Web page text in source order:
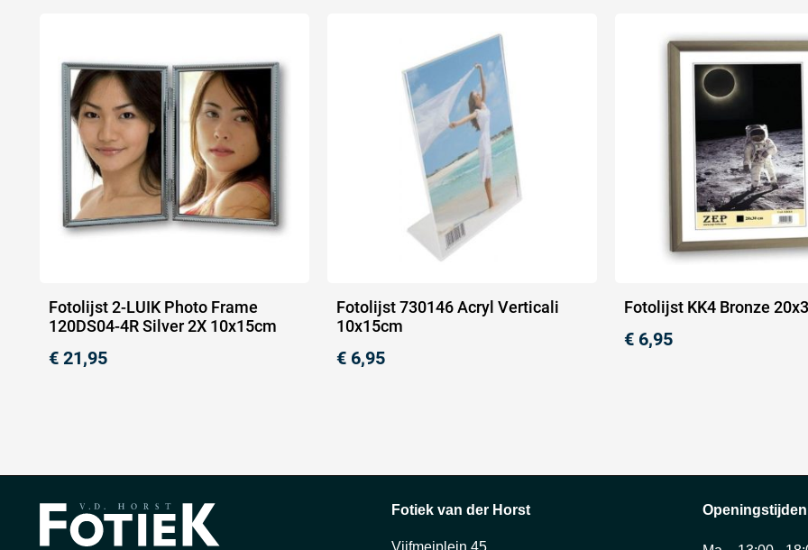
Fotolijst 2-LUIK Photo Frame
120DS04-4R Silver 2X 10x15cm
€ 21,95
Fotolijst 730146 Acryl Verticali
10x15cm
€ 6,95
Fotolijst KK4 Bronze
€ 6,95
Fotiek van der Horst
Vijfmeiplein 45
Openingstijden